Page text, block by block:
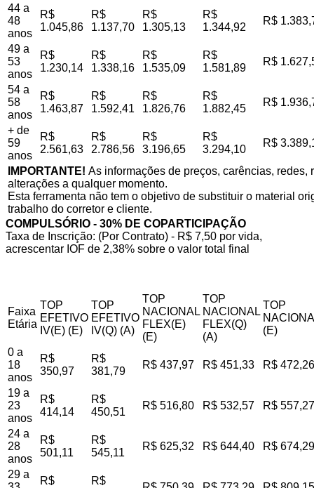
44 a
48
anos
R$
1.045,86
R$
1.137,70
R$
1.305,13
R$
1.344,92
R$
49 a
53
anos
R$
1.230,14
R$
1.338,16
R$
1.535,09
R$
1.581,89
R$
54 a
58
anos
R$
1.463,87
R$
1.592,41
R$
1.826,76
R$
1.882,45
R$
+ de
59
anos
R$
2.561,63
R$
2.786,56
R$
3.196,65
R$
3.294,10
R$
IMPORTANTE! As informações de preços, carências,
alterações a qualquer momento.
Esta ferramenta não tem o objetivo de substituir o material
trabalho do corretor e cliente.
COMPULSÓRIO - 30% DE COPARTICIPAÇÃO
Taxa de Inscrição: (Por Contrato) - R$ 7,50 por vida,
acrescentar IOF de 2,38% sobre o valor total final
Faixa
Etária
TOP
EFETIVO
IV(E) (E)
TOP
EFETIVO
IV(Q) (A)
TOP
NACIONAL
FLEX(E)
(E)
TOP
NACIONAL
FLEX(Q)
(A)
TOP
(E)
0 a
18
anos
R$
350,97
R$
381,79
R$ 437,97 R$ 451,33 R$ 472,26
19 a
23
anos
R$
414,14
R$
450,51
R$ 516,80 R$ 532,57 R$ 557,27
24 a
28
anos
R$
501,11
R$
545,11
R$ 625,32 R$ 644,40 R$ 674,29
29 a
R$
R$